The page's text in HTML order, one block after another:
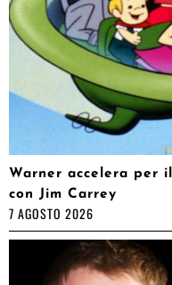
Warner accelera per
con Jim Carrey
7 AGOSTO 2026